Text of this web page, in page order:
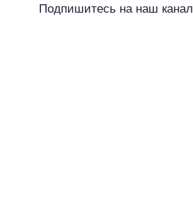
Подпишитесь на наш канал